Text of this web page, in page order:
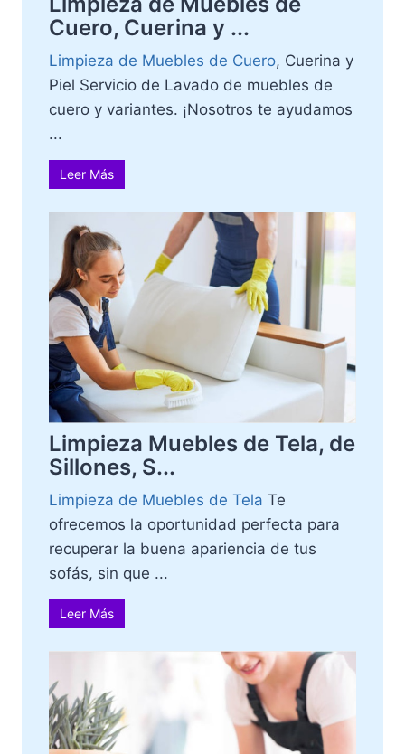
Cuero, Cuerina y ...
Limpieza de Muebles de Cuero, Cuerina y
Piel Servicio de Lavado de muebles de
cuero y variantes. ¡Nosotros te ayudamos
...
Leer Más
Limpieza Muebles de Tela, de
Sillones, S...
Limpieza de Muebles de Tela Te
ofrecemos la oportunidad perfecta para
recuperar la buena apariencia de tus
sofás, sin que ...
Leer Más